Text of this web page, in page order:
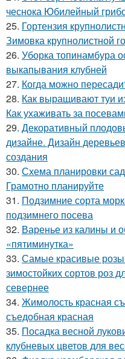
чеснока Юбилейный
25. Гортензия
Зимовка крупнолистной
26. Уборка топинамбура
выкапывания клубней
27. Когда можно
28. Как выращивают туи
Как ухаживать за
29. Декоративный
дизайне. Дизайн
создания
30. Схема планировки
Грамотно планируйте
31. Подзимние сорта
подзимнего посева
32. Варенье из калины и
«пятиминутка»
33. Самые красивые
зимостойких сортов роз
севернее
34. Жимолость красная
съедобная красная
35. Посадка весной
клубневых цветов для